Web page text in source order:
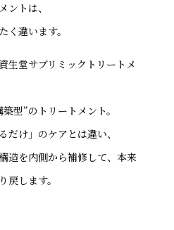
ントは、
く違います。
生堂サブリミックトリートメ
型”のトリートメント。
だけ」のケアとは違い、
造を内側から補修して、本来
戻します。